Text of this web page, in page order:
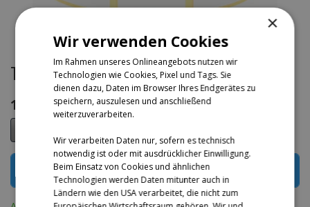
Thermo-Etiketten - 57 x 32 mm - 2100 St.
10,90 €
ZUM WARENKORB HINZUFÜGEN
×
Wir verwenden Cookies
Im Rahmen unseres Onlineangebots nutzen wir
Technologien wie Cookies, Pixel und Tags. Sie
dienen dazu, Daten im Browser Ihres Endgerätes zu
speichern, auszulesen und anschließend
weiterzuverarbeiten.
Wir verarbeiten Daten nur, sofern es technisch
notwendig ist oder mit ausdrücklicher Einwilligung.
Beim Einsatz von Cookies und ähnlichen
Technologien werden Daten mitunter auch in
Ländern wie den USA verarbeitet, die nicht zum